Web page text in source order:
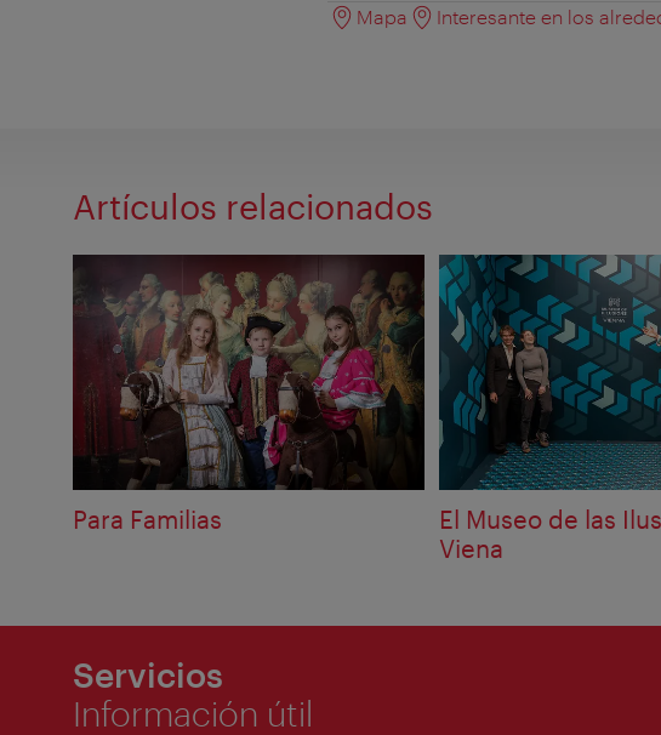
Mapa
Interesante en los
Artículos relacionados
Para Familias
El Museo de las
Viena
Servicios
Información útil